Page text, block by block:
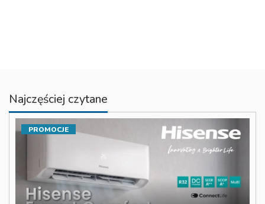
Najczęściej czytane
PROMOCJE